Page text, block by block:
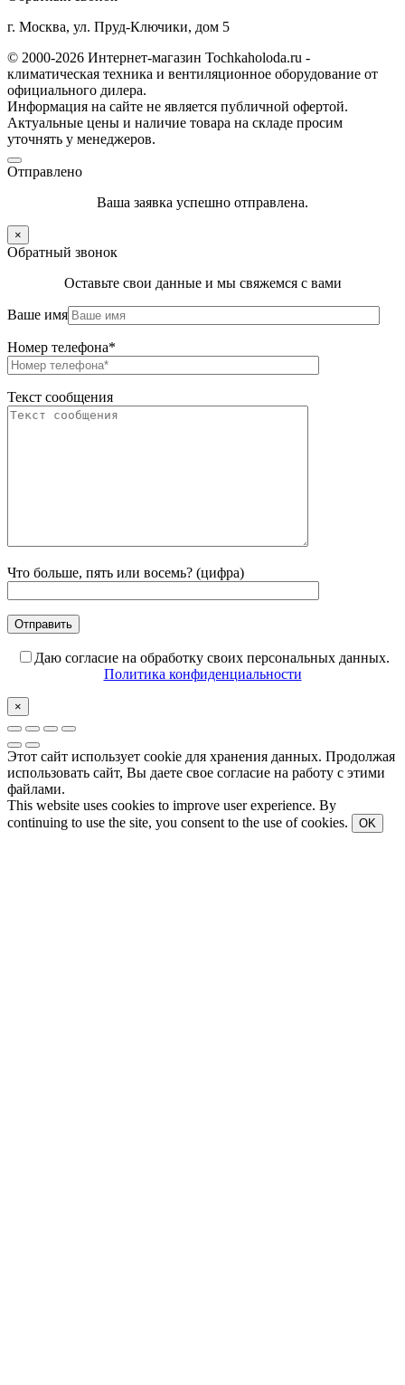
г. Москва, ул. Пруд-Ключики, дом 5
© 2000-2026 Интернет-магазин Tochkaholoda.ru -
климатическая техника и вентиляционное оборудование от
официального дилера.
Информация на сайте не является публичной офертой.
Актуальные цены и наличие товара на складе просим
уточнять у менеджеров.
Отправлено
Ваша заявка успешно отправлена.
×
Обратный звонок
Оставьте свои данные и мы свяжемся с вами
Ваше имя
Номер телефона*
Текст сообщения
Что больше, пять или восемь? (цифра)
Даю согласие на обработку своих персональных данных.
Политика конфиденциальности
×
Этот сайт использует cookie для хранения данных. Продолжая
использовать сайт, Вы даете свое согласие на работу с этими
файлами.
This website uses cookies to improve user experience. By
continuing to use the site, you consent to the use of cookies.
OK